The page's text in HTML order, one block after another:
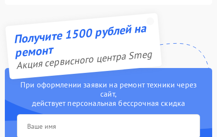
Получите 1500 рублей на
ремонт
Акция сервисного центра Smeg
При оформлении заявки на ремонт техники через
сайт,
действует персональная бессрочная скидка